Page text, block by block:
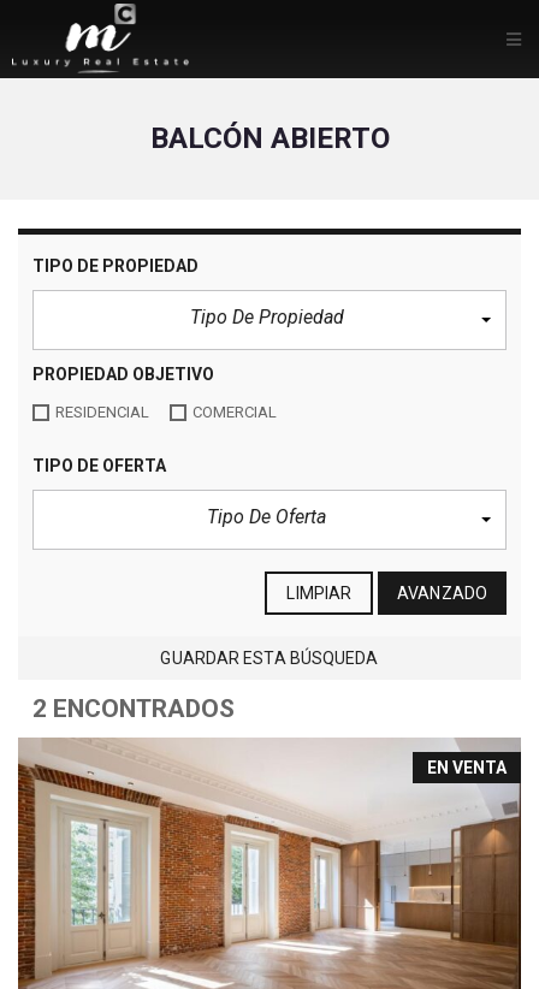
BALCÓN ABIERTO
TIPO DE PROPIEDAD
Tipo De Propiedad
PROPIEDAD OBJETIVO
RESIDENCIAL COMERCIAL
TIPO DE OFERTA
Tipo De Oferta
LIMPIAR AVANZADO
GUARDAR ESTA BÚSQUEDA
2 ENCONTRADOS
EN VENTA